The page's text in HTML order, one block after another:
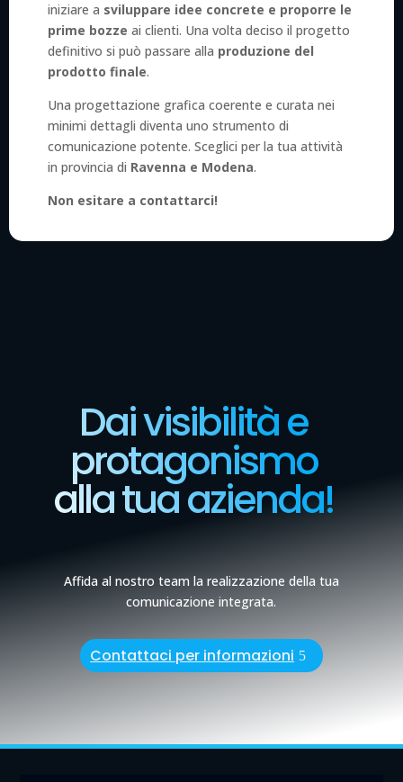
iniziare a sviluppare idee concrete e proporre le
prime bozze ai clienti. Una volta deciso il progetto
definitivo si può passare alla produzione del
prodotto finale.
Una progettazione grafica coerente e curata nei
minimi dettagli diventa uno strumento di
comunicazione potente. Sceglici per la tua attività
in provincia di Ravenna e Modena.
Non esitare a contattarci!
Dai visibilità e
protagonismo
alla tua azienda!
Affida al nostro team la realizzazione della tua
comunicazione integrata.
Contattaci per informazioni